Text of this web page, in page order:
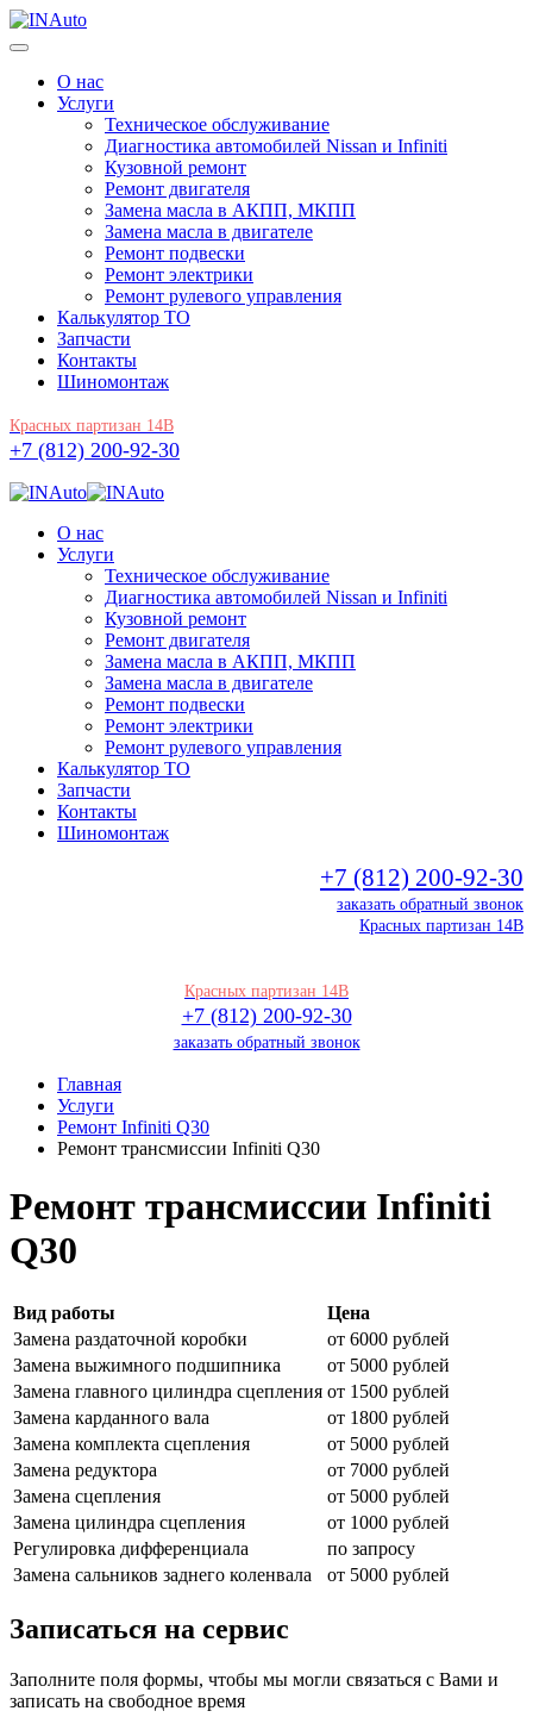
О нас
Услуги
Техническое обслуживание
Диагностика автомобилей Nissan и Infiniti
Кузовной ремонт
Ремонт двигателя
Замена масла в АКПП, МКПП
Замена масла в двигателе
Ремонт подвески
Ремонт электрики
Ремонт рулевого управления
Калькулятор ТО
Запчасти
Контакты
Шиномонтаж
Красных партизан 14В
+7 (812) 200-92-30
О нас
Услуги
Техническое обслуживание
Диагностика автомобилей Nissan и Infiniti
Кузовной ремонт
Ремонт двигателя
Замена масла в АКПП, МКПП
Замена масла в двигателе
Ремонт подвески
Ремонт электрики
Ремонт рулевого управления
Калькулятор ТО
Запчасти
Контакты
Шиномонтаж
+7 (812) 200-92-30
заказать обратный звонок
Красных партизан 14В
Красных партизан 14В
+7 (812) 200-92-30
заказать обратный звонок
Главная
Услуги
Ремонт Infiniti Q30
Ремонт трансмиссии Infiniti Q30
Ремонт трансмиссии Infiniti
Q30
Вид работы
Цена
Замена раздаточной коробки
от 6000 рублей
Замена выжимного подшипника
от 5000 рублей
Замена главного цилиндра сцепления от 1500 рублей
Замена карданного вала
от 1800 рублей
Замена комплекта сцепления
от 5000 рублей
Замена редуктора
от 7000 рублей
Замена сцепления
от 5000 рублей
Замена цилиндра сцепления
от 1000 рублей
Регулировка дифференциала
по запросу
Замена сальников заднего коленвала
от 5000 рублей
Записаться на сервис
Заполните поля формы, чтобы мы могли связаться с Вами и
записать на свободное время